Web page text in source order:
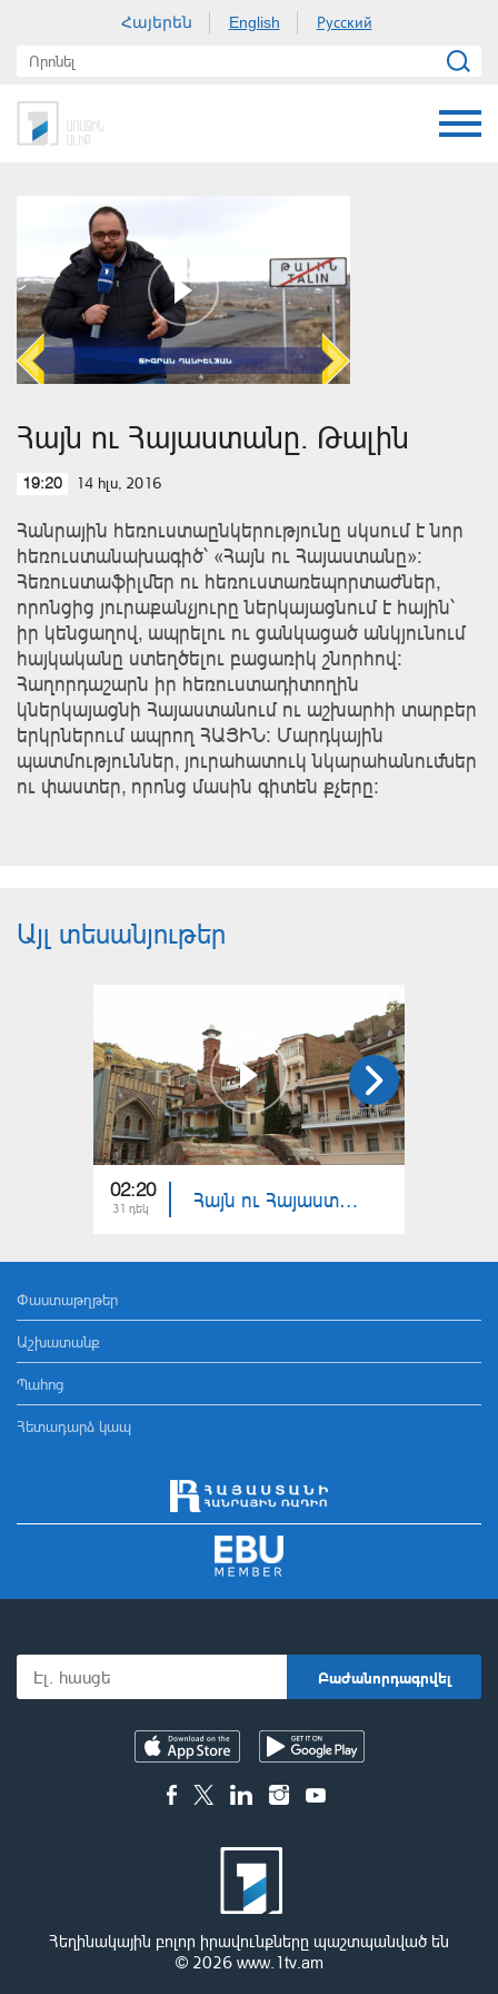
Հայերեն English Русский
Հայն ու Հայաստանը. Թալին
19:20 14 հլս, 2016
Հանրային հեռուստաընկերությունը սկսում է նոր
հեռուստանախագիծ՝ «Հայն ու Հայաստանը»:
Հեռուստաֆիլմեր ու հեռուստառեպորտաժներ,
որոնցից յուրաքանչյուրը ներկայացնում է հային՝
իր կենցաղով, ապրելու ու ցանկացած անկյունում
հայկականը ստեղծելու բացառիկ շնորհով:
Հաղորդաշարն իր հեռուստադիտողին
կներկայացնի Հայաստանում ու աշխարհի տարբեր
երկրներում ապրող ՀԱՅԻՆ: Մարդկային
պատմություններ, յուրահատուկ նկարահանումներ
ու փաստեր, որոնց մասին գիտեն քչերը:
Այլ տեսանյութեր
02:20
31 դեկ Հայն ու Հայաստանը. Ամփոփիչ թողարկում
Փաստաթղթեր
Աշխատանք
Պահոց
Հետադարձ կապ
Հեղինակային բոլոր իրավունքները պաշտպանված են
© 2026 www.1tv.am